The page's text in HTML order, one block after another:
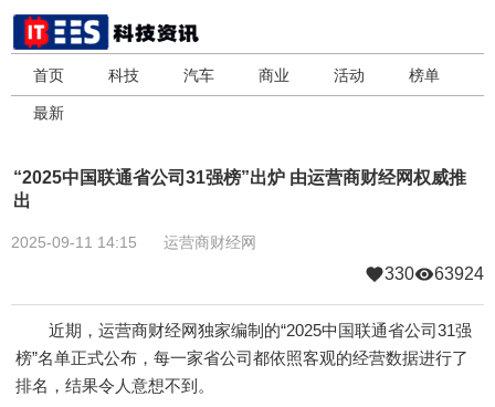
首页 科技 汽车 商业 活动 榜单
最新
“2025中国联通省公司31强榜”出炉 由运营商财经网权威推
出
2025-09-11 14:15 运营商财经网
330 63924
近期，运营商财经网独家编制的“2025中国联通省公司31强
榜”名单正式公布，每一家省公司都依照客观的经营数据进行了
排名，结果令人意想不到。